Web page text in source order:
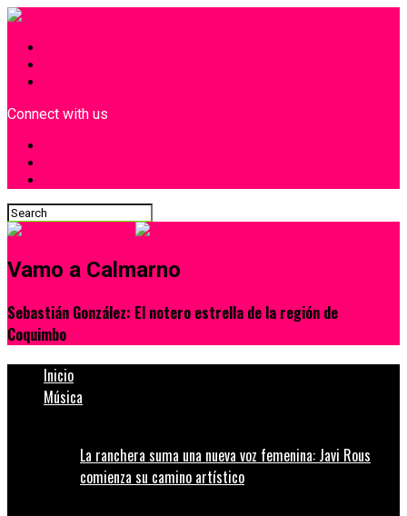
Connect with us
Vamo a Calmarno
Sebastián González: El notero estrella de la región de
Coquimbo
Inicio
Música
La ranchera suma una nueva voz femenina: Javi Rous
comienza su camino artístico